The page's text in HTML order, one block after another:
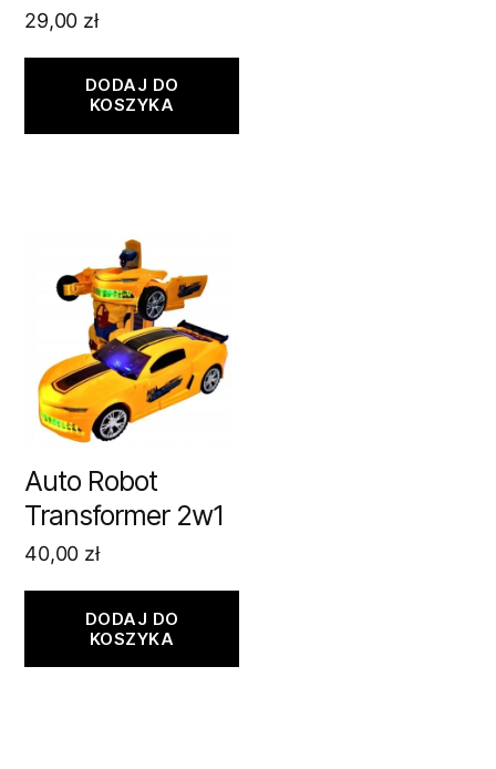
29,00 zł
DODAJ DO
KOSZYKA
Auto Robot
Transformer 2w1
40,00 zł
DODAJ DO
KOSZYKA